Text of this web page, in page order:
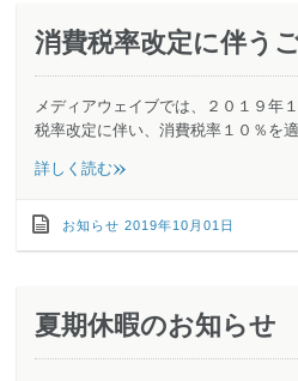
消費税率改定に伴う
メディアウェイブでは、２０１９年
税率改定に伴い、消費税率１０％を
詳しく読む»
お知らせ 2019年10月01日
夏期休暇のお知らせ